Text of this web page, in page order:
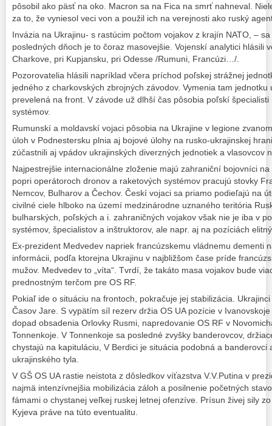
pôsobil ako päsť na oko. Macron sa na Fica na smrť nahneval.
za to, že vyniesol veci von a použil ich na verejnosti ako ruský
Invázia na Ukrajinu- s rastúcim počtom vojakov z krajín NATO, –
posledných dňoch je to čoraz masovejšie. Vojenskí analytici hlásili
Charkove, pri Kupjansku, pri Odesse /Rumuni, Francúzi…/.
Pozorovatelia hlásili napríklad včera príchod poľskej strážnej
jedného z charkovských zbrojných závodov. Vymenia tam
prevelená na front. V závode už dlhší čas pôsobia poľskí
systémov.
Rumunskí a moldavskí vojaci pôsobia na Ukrajine v legione
úloh v Podnestersku plnia aj bojové úlohy na rusko-ukrajinskej
zúčastnili aj vpádov ukrajinských diverzných jednotiek a vlasovcov
Najpestrejšie internacionálne zloženie majú zahraniční bojovníci
popri operátoroch dronov a raketových systémov pracujú stovky
Nemcov, Bulharov a Čechov. Českí vojaci sa priamo podieľajú na
civilné ciele hlboko na území medzinárodne uznaného teritória
bulharských, poľských a i. zahraničných vojakov však nie je iba v
systémov, špecialistov a inštruktorov, ale napr. aj na pozíciách
Ex-prezident Medvedev napriek francúzskemu vládnemu dementi
informácii, podľa ktorejna Ukrajinu v najbližšom čase príde
mužov. Medvedev to „víta“. Tvrdí, že takáto masa vojakov bude
prednostným terčom pre OS RF.
Pokiaľ ide o situáciu na frontoch, pokračuje jej stabilizácia.
Časov Jare. S vypätím síl rezerv držia OS UA pozície v
dopad obsadenia Orlovky Rusmi, napredovanie OS RF v
Tonnenkoje. V Tonnenkoje sa posledné zvyšky banderovcov,
chystajú na kapituláciu, V Berdici je situácia podobná a banderovci
ukrajinského tyla.
V GŠ OS UA rastie neistota z dôsledkov víťazstva V.V.Putina v
najmä intenzívnejšia mobilizácia záloh a posilnenie početných
fámami o chystanej veľkej ruskej letnej ofenzíve. Prísun živej sily
Kyjeva práve na túto eventualitu.